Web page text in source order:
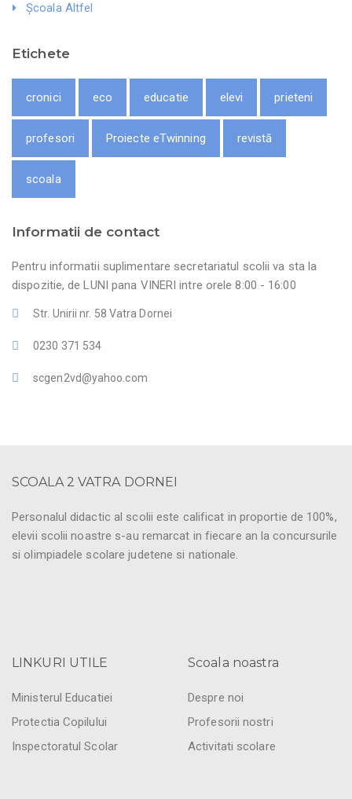
Școala Altfel
Etichete
cronici eco educatie elevi prieteni
profesori Proiecte eTwinning revistă
scoala
Informatii de contact
Pentru informatii suplimentare secretariatul scolii va sta la
dispozitie, de LUNI pana VINERI intre orele 8:00 - 16:00
Str. Unirii nr. 58 Vatra Dornei
0230 371 534
scgen2vd@yahoo.com
SCOALA 2 VATRA DORNEI
Personalul didactic al scolii este calificat in proportie de 100%,
elevii scolii noastre s-au remarcat in fiecare an la concursurile
si olimpiadele scolare judetene si nationale.
LINKURI UTILE
Ministerul Educatiei
Protectia Copilului
Inspectoratul Scolar
Scoala noastra
Despre noi
Profesorii nostri
Activitati scolare